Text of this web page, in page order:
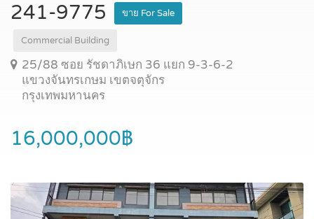
241-9775
ขาย For Sale
Commercial Building
25/88 ซอย รัชดาภิเษก 36 แยก 9-3-6-2
แขวงจันทรเกษม เขตจตุจักร
กรุงเทพมหานคร
16,000,000฿